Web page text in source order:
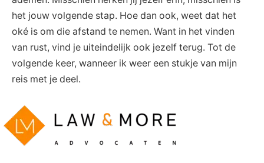
het jouw volgende stap. Hoe dan ook, weet dat het
oké is om die afstand te nemen. Want in het vinden
van rust, vind je uiteindelijk ook jezelf terug. Tot de
volgende keer, wanneer ik weer een stukje van mijn
reis met je deel.